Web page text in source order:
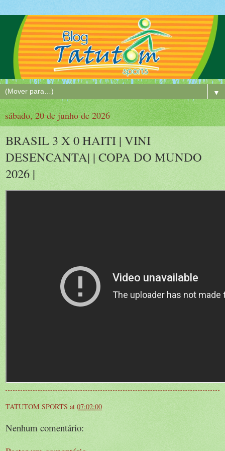
▼
sábado, 20 de junho de 2026
BRASIL 3 X 0 HAITI | VINI
DESENCANTA| | COPA DO MUNDO
2026 |
TATUTOM SPORTS at 07:02:00
Nenhum comentário: